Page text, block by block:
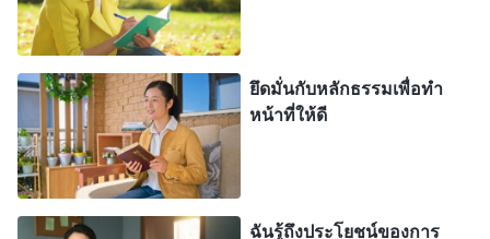
ข้าพระองค์ไม่ขอกลับมาแข็งแรงเหมือนคนสุขภาพดี
ปกติทั่วไป และไม่เป็นไรหากข้าพระองค์จะอ่อนแอ่ลง
เล็กน้อย ขอเพียงข้าพระองค์ไม่มีอาการกำเริบและ
ค่อยๆ ดีขึ้นได้ ร่างกายของข้าพระองค์ไม่อาจทนต่อ
อาการกำเริบเหล่านี้ได้ทั้งหมด หากสุขภาพของข้า
พระองค์ไม่ดีจริงๆ ข้าพระองค์จะทำเช่นใด?” หลังจาก
นั้น แม้ว่าฉันกำลังทานยาอยู่ก็ตาม ฉันก็กังวลตลอดว่า
ยึดมั่นกับหลักธรรมเพื่อทำ
หน้าที่ให้ดี
ฉันรู้ถึงประโยชน์ของการ